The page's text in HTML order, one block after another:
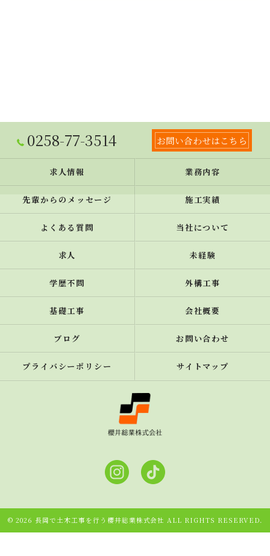
0258-77-3514 お問い合わせはこちら
求人情報 業務内容
先輩からのメッセージ 施工実績
よくある質問 当社について
求人 未経験
学歴不問 外構工事
基礎工事 会社概要
ブログ お問い合わせ
プライバシーポリシー サイトマップ
© 2026 長岡で土木工事を行う櫻井総業株式会社 ALL RIGHTS RESERVED.